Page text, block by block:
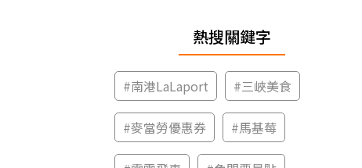
熱搜關鍵字
#南港LaLaport #三峽美食
#麥當勞優惠券 #馬基莓